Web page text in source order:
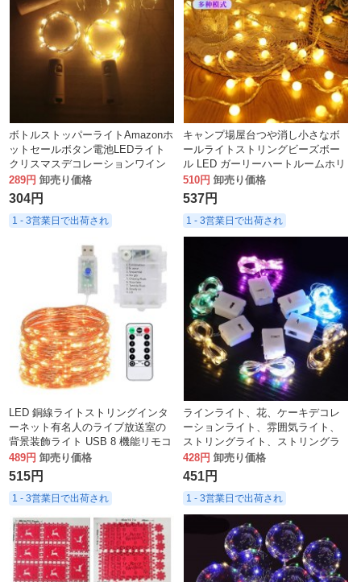
ボトルストッパーライトAmazonホ
ットセールボタン電池LEDライト
クリスマスデコレーションワイン
ボトルストリングライト
289円 卸売り価格
304円
1 - 3営業日で出荷され
キャンプ場屋台つや消し小さなボ
ールライトストリングビーズボー
ル LED ガーリーハートルームホリ
デークリスマス装飾ランタン
510円 卸売り価格
537円
1 - 3営業日で出荷され
LED 銅線ライトストリングインタ
ーネット有名人のライブ放送室の
背景装飾ライト USB 8 機能リモコ
ン防水カラーライト銅線ランプ
489円 卸売り価格
515円
1 - 3営業日で出荷され
ラインライト、花、ケーキデコレ
ーションライト、雰囲気ライト、
ストリングライト、ストリングラ
イト、ギフトデコレーションライ
ト、屋外春祭りライト
428円 卸売り価格
451円
1 - 3営業日で出荷され